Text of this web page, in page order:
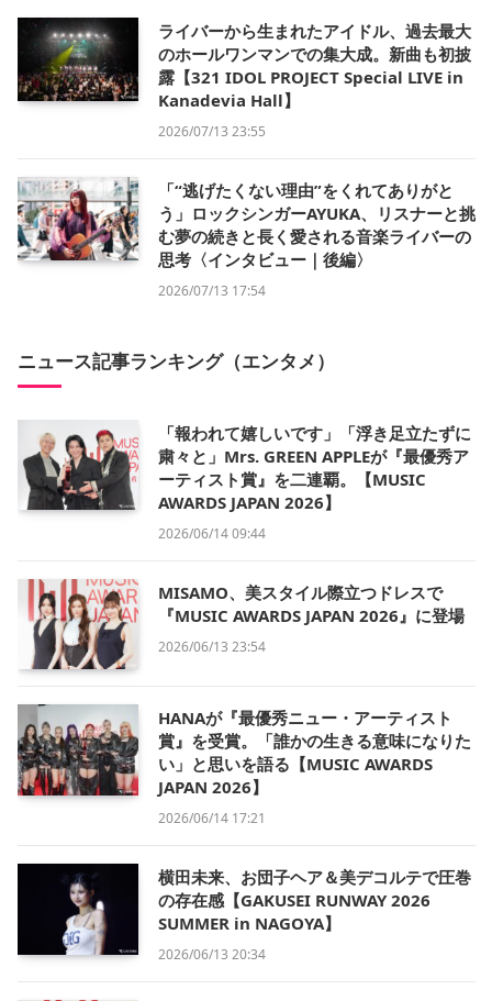
ライバーから生まれたアイドル、過去最大
のホールワンマンでの集大成。新曲も初披
露【321 IDOL PROJECT Special LIVE in
Kanadevia Hall】
2026/07/13 23:55
「“逃げたくない理由”をくれてありがと
う」ロックシンガーAYUKA、リスナーと挑
む夢の続きと長く愛される音楽ライバーの
思考〈インタビュー｜後編〉
2026/07/13 17:54
ニュース記事ランキング（エンタメ）
「報われて嬉しいです」「浮き足立たずに
粛々と」Mrs. GREEN APPLEが『最優秀ア
ーティスト賞』を二連覇。【MUSIC
AWARDS JAPAN 2026】
2026/06/14 09:44
MISAMO、美スタイル際立つドレスで
『MUSIC AWARDS JAPAN 2026』に登場
2026/06/13 23:54
HANAが『最優秀ニュー・アーティスト
賞』を受賞。「誰かの生きる意味になりた
い」と思いを語る【MUSIC AWARDS
JAPAN 2026】
2026/06/14 17:21
横田未来、お団子ヘア＆美デコルテで圧巻
の存在感【GAKUSEI RUNWAY 2026
SUMMER in NAGOYA】
2026/06/13 20:34